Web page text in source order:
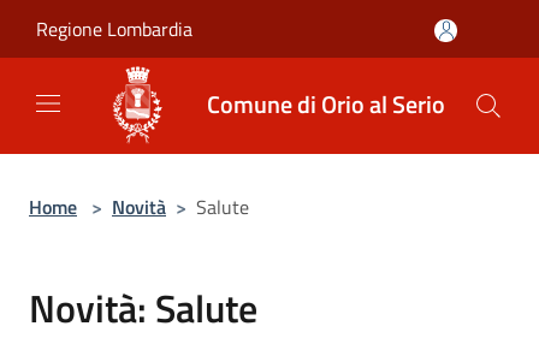
Regione Lombardia
Comune di Orio al Serio
Home > Novità > Salute
Novità: Salute